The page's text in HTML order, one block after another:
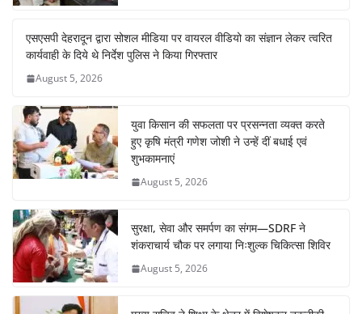
एसएसपी देहरादून द्वारा सोशल मीडिया पर वायरल वीडियो का संज्ञान लेकर त्वरित
कार्यवाही के दिये थे निर्देश पुलिस ने किया गिरफ्तार
August 5, 2026
युवा किसान की सफलता पर प्रसन्नता व्यक्त करते
हुए कृषि मंत्री गणेश जोशी ने उन्हें दीं बधाई एवं
शुभकामनाएं
August 5, 2026
सुरक्षा, सेवा और समर्पण का संगम—SDRF ने
शंकराचार्य चौक पर लगाया निःशुल्क चिकित्सा शिविर
August 5, 2026